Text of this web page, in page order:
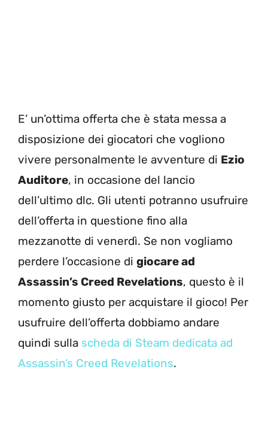
E’ un’ottima offerta che è stata messa a
disposizione dei giocatori che vogliono
vivere personalmente le avventure di Ezio
Auditore, in occasione del lancio
dell’ultimo dlc. Gli utenti potranno usufruire
dell’offerta in questione fino alla
mezzanotte di venerdì. Se non vogliamo
perdere l’occasione di giocare ad
Assassin’s Creed Revelations, questo è il
momento giusto per acquistare il gioco! Per
usufruire dell’offerta dobbiamo andare
quindi sulla scheda di Steam dedicata ad
Assassin’s Creed Revelations.